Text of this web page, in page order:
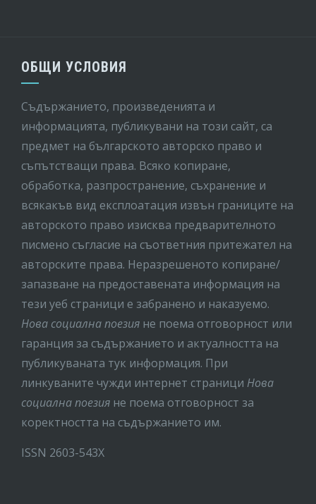
ОБЩИ УСЛОВИЯ
Съдържанието, произведенията и
информацията, публикувани на този сайт, са
предмет на бългaрското авторско право и
съпътстващи права. Всяко копиране,
обработка, разпространение, съхранение и
всякакъв вид експлоатация извън границите на
авторското право изисква предварителното
писмено съгласие на съответния притежател на
авторските права. Неразрешеното копиране/
запазване на предоставената информация на
тези уеб страници е забранено и наказуемо.
Нова социална поезия не поема отговорност или
гаранция за съдържанието и актуалността на
публикуваната тук информация. При
линкуваните чужди интернет страници Нова
социална поезия не поема отговорност за
коректността на съдържанието им.
ISSN 2603-543X